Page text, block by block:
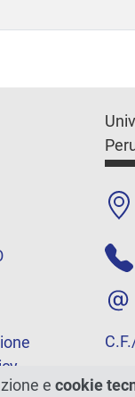
e cookie